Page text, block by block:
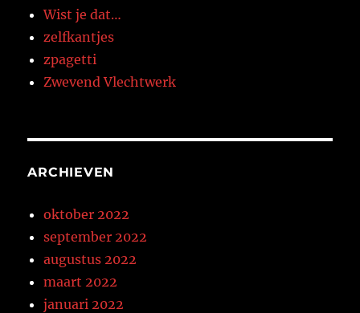
Wist je dat…
zelfkantjes
zpagetti
Zwevend Vlechtwerk
ARCHIEVEN
oktober 2022
september 2022
augustus 2022
maart 2022
januari 2022